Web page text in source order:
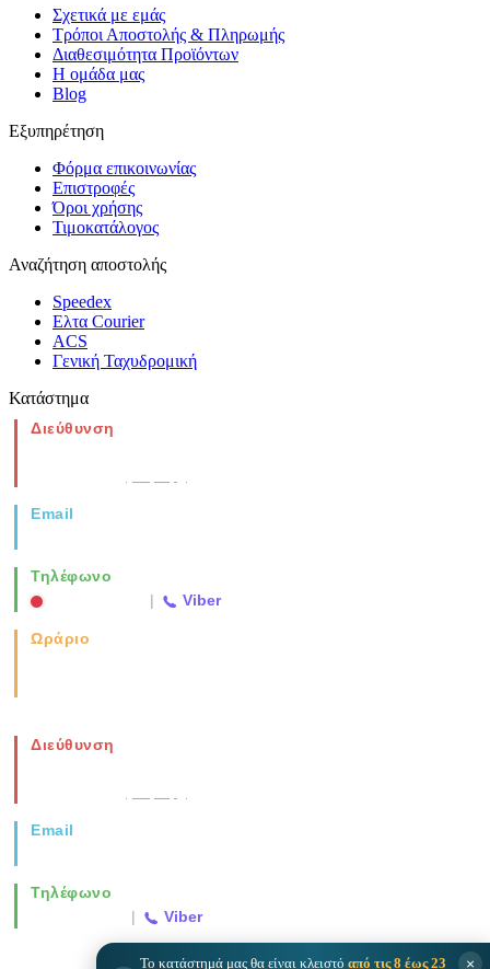
Το κατάστημά μας θα είναι κλειστό από τις 8 έως 23 ×
Σχετικά με εμάς
Τρόποι Αποστολής & Πληρωμής
Διαθεσιμότητα Προϊόντων
Η ομάδα μας
Blog
Εξυπηρέτηση
Φόρμα επικοινωνίας
Επιστροφές
Όροι χρήσης
Τιμοκατάλογος
Αναζήτηση αποστολής
Speedex
Ελτα Courier
ACS
Γενική Ταχυδρομική
Κατάστημα
Διεύθυνση
Email
Τηλέφωνο
| Viber
Ωράριο
Διεύθυνση
Email
Τηλέφωνο
| Viber